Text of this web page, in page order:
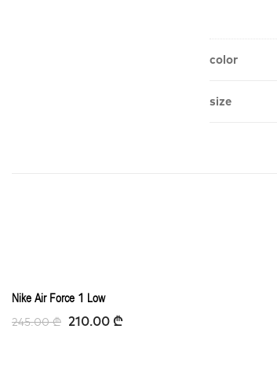
color
size
Nike Air Force 1 Low
245.00₾ 210.00 ₾